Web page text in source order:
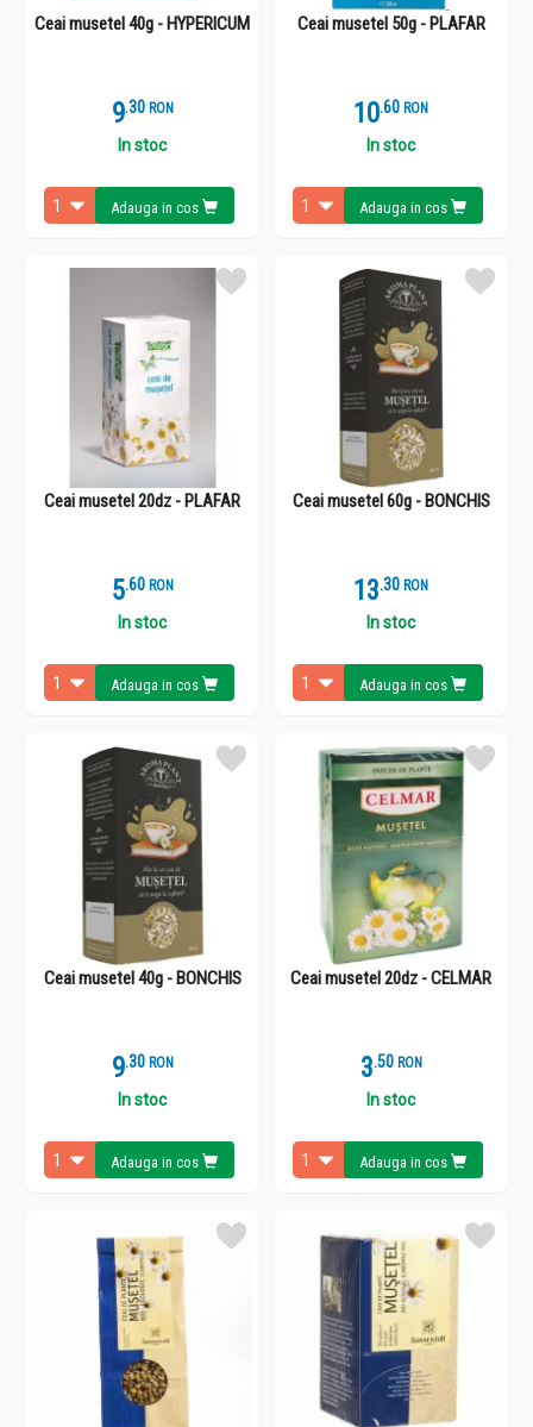
Ceai musetel 40g - HYPERICUM
9.3 RON
In stoc
Adauga in cos
Ceai musetel 50g - PLAFAR
10.6 RON
In stoc
Adauga in cos
Ceai musetel 20dz - PLAFAR
5.6 RON
In stoc
Adauga in cos
Ceai musetel 60g - BONCHIS
13.3 RON
In stoc
Adauga in cos
Ceai musetel 40g - BONCHIS
9.3 RON
In stoc
Adauga in cos
Ceai musetel 20dz - CELMAR
3.5 RON
In stoc
Adauga in cos